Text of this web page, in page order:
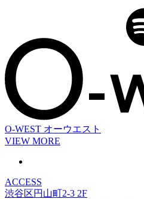
O-WEST オーウエスト
VIEW MORE
ACCESS
渋谷区円山町2-3 2F